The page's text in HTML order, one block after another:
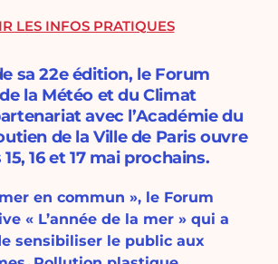
sa 22e édition, le Forum
la Météo et du Climat
avec l’Académie du
de la Ville de Paris ouvre
16 et 17 mai prochains.
en commun », le Forum
« L’année de la mer » qui a
sensibiliser le public aux
LES INFOS PRATIQUES